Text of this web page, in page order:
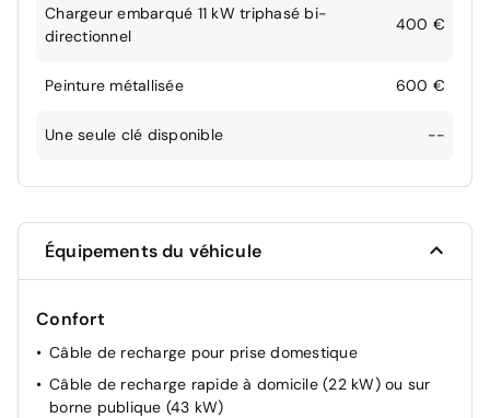
Chargeur embarqué 11 kW triphasé bi-
directionnel
400 €
Peinture métallisée 600 €
Une seule clé disponible --
Équipements du véhicule
Confort
Câble de recharge pour prise domestique
Câble de recharge rapide à domicile (22 kW) ou sur
borne publique (43 kW)